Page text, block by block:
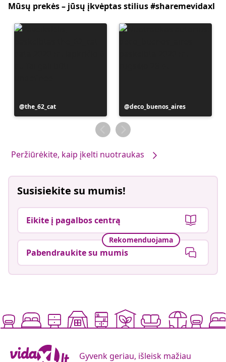
Mūsų prekės – jūsų įkvėptas stilius #sharemevidaxl
Įrašą
paskelbė
the_62_cat
Įrašą
paskelbė
deco_buenos_aires
Peržiūrėkite, kaip įkelti nuotraukas
Susisiekite su mumis!
Eikite į pagalbos centrą
Rekomenduojama
Pabendraukite su mumis
Gyvenk geriau, išleisk mažiau